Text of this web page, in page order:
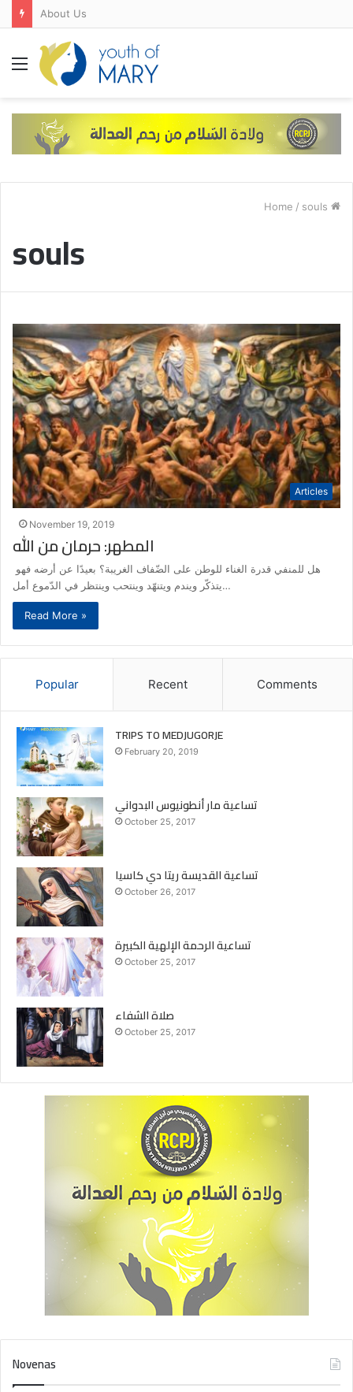
About Us
Menu
/ souls
souls
Articles
November 19, 2019
المطهر: حرمان من الله
يتذكّر ويندم ويتنهّد وينتحب وينتظر في الدّموع أمل…
Read More »
Popular Recent Comments
TRIPS TO MEDJUGORJE
February 20, 2019
تساعية مار أنطونيوس البدواني
October 25, 2017
تساعية القديسة ريتا دي كاسيا
October 26, 2017
تساعية الرحمة الإلهية الكبيرة
October 25, 2017
صلاة الشفاء
October 25, 2017
Novenas